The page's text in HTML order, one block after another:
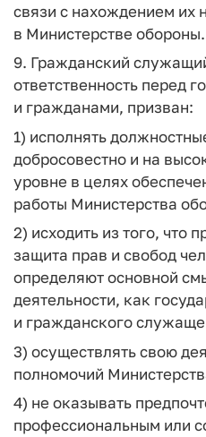
связи с нахождением их
в Министерстве обороны.
9. Гражданский
ответственность перед
и гражданами, призван:
1) исполнять
добросовестно и на
уровне в целях
работы Министерства
2) исходить из того, что
защита прав и свобод
определяют основной
деятельности, как
и гражданского
3) осуществлять свою
полномочий
4) не оказывать
профессиональным или